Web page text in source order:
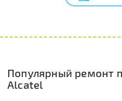
Популярный ремонт
Alcatel